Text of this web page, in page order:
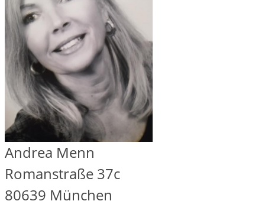
Andrea Menn
Romanstraße 37c
80639 München